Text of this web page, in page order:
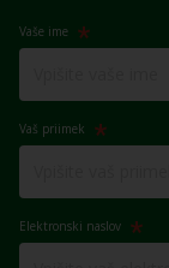
Vaše ime
Vaš priimek
Elektronski naslov